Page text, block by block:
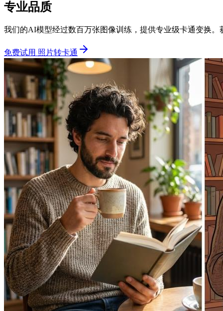
专业品质
我们的AI模型经过数百万张图像训练，提供专业级卡通变换
免费试用 照片转卡通